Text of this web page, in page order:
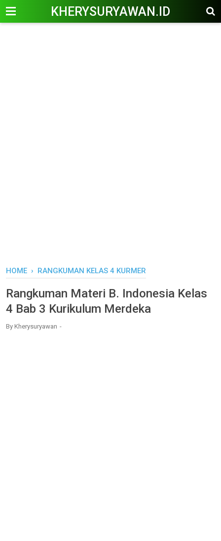
KHERYSURYAWAN.ID
HOME › RANGKUMAN KELAS 4 KURMER
Rangkuman Materi B. Indonesia Kelas
4 Bab 3 Kurikulum Merdeka
By Kherysuryawan